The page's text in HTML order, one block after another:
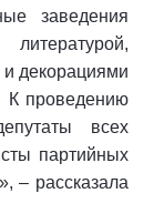
заведения
декорациями
К проведению
всех
партийных
– рассказала